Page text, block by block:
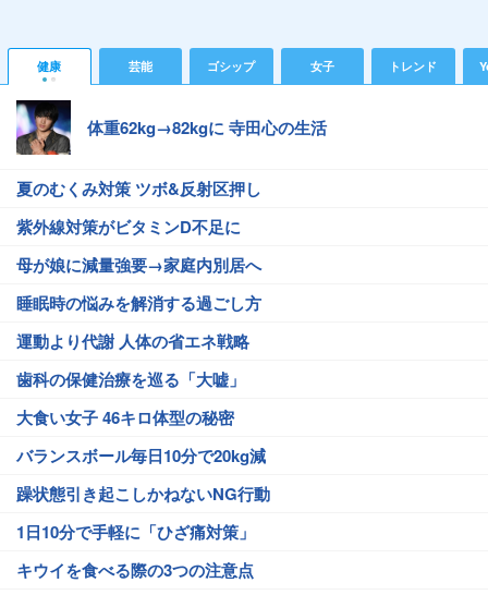
健康 芸能 ゴシップ 女子 トレンド
体重62kg→82kgに 寺田心の生活
夏のむくみ対策 ツボ&反射区押し
紫外線対策がビタミンD不足に
母が娘に減量強要→家庭内別居へ
睡眠時の悩みを解消する過ごし方
運動より代謝 人体の省エネ戦略
歯科の保健治療を巡る「大嘘」
大食い女子 46キロ体型の秘密
バランスボール毎日10分で20kg減
躁状態引き起こしかねないNG行動
1日10分で手軽に「ひざ痛対策」
キウイを食べる際の3つの注意点